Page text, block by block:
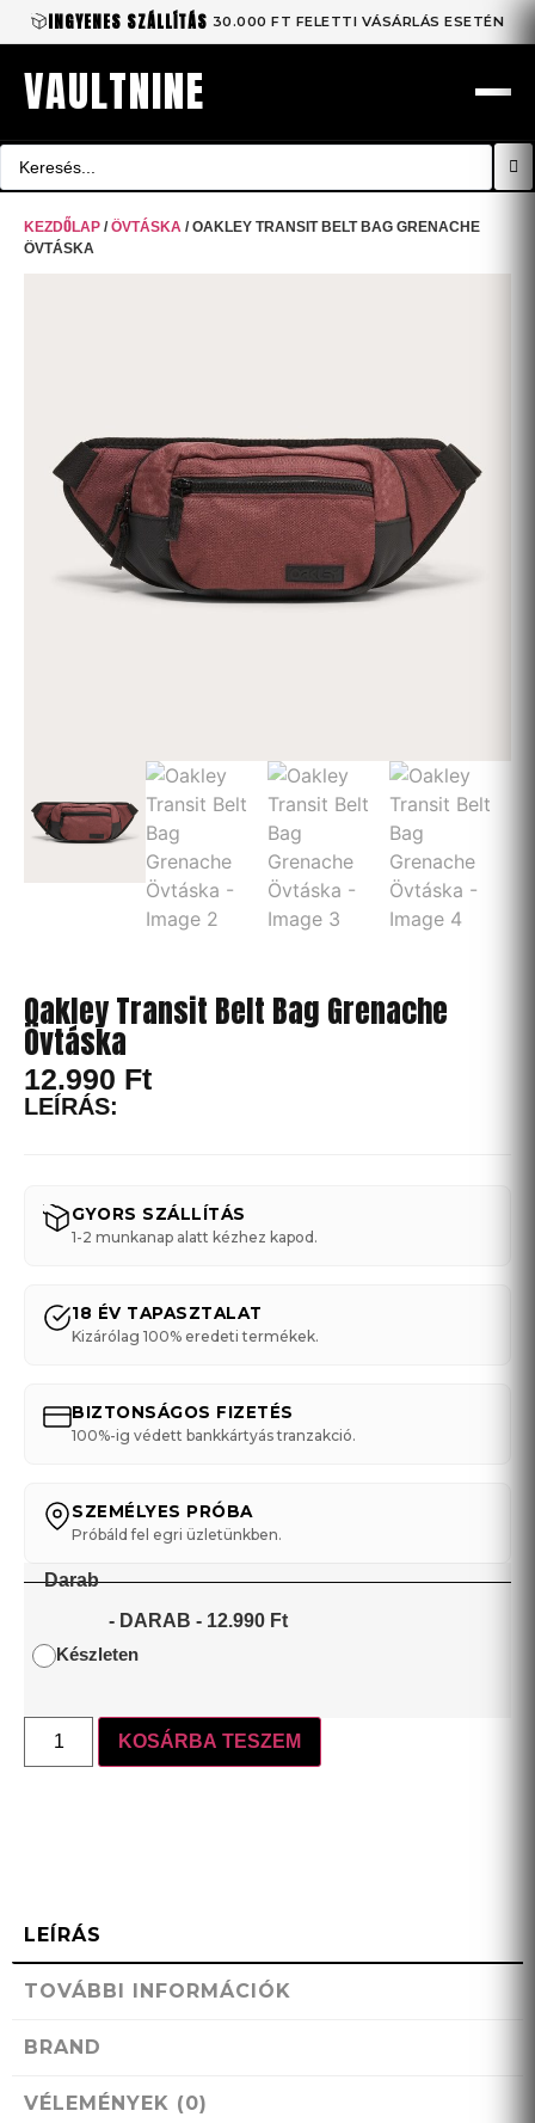
INGYENES SZÁLLÍTÁS 30.000 FT FELETTI VÁSÁRLÁS ESETÉN
VAULTNINE
KEZDŐLAP /ÖVTÁSKA / OAKLEY TRANSIT BELT BAG GRENACHE
ÖVTÁSKA
Oakley Transit Belt Bag Grenache
Övtáska
12.990 Ft
LEÍRÁS:
GYORS SZÁLLÍTÁS
1-2 munkanap alatt kézhez kapod.
18 ÉV TAPASZTALAT
Kizárólag 100% eredeti termékek.
BIZTONSÁGOS FIZETÉS
100%-ig védett bankkártyás tranzakció.
SZEMÉLYES PRÓBA
Próbáld fel egri üzletünkben.
Darab
- DARAB - 12.990 Ft
Készleten
KOSÁRBA TESZEM
LEÍRÁS
TOVÁBBI INFORMÁCIÓK
BRAND
VÉLEMÉNYEK (0)